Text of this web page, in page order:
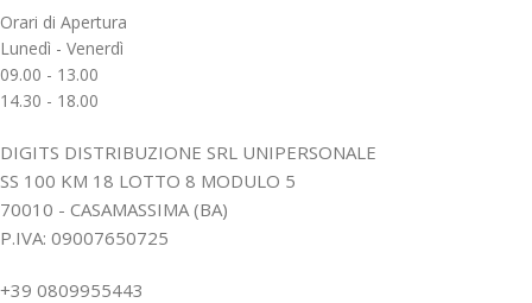
Orari di Apertura
Lunedì - Venerdì
09.00 - 13.00
14.30 - 18.00
DIGITS DISTRIBUZIONE SRL UNIPERSONALE
SS 100 KM 18 LOTTO 8 MODULO 5
70010 - CASAMASSIMA (BA)
P.IVA: 09007650725
+39 0809955443